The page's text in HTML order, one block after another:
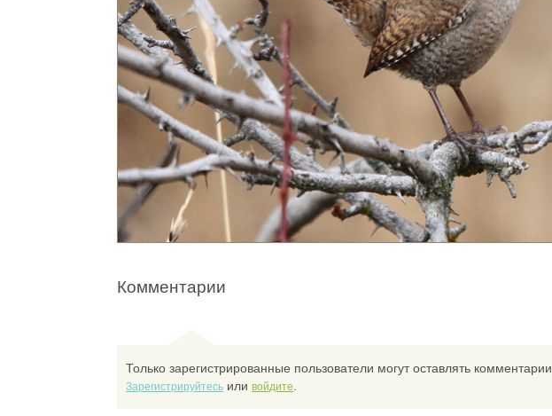
Комментарии
Только зарегистрированные пользователи могут оставлять комментарии.
Зарегистрируйтесь или войдите